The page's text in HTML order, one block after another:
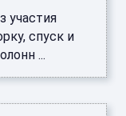
участия
спуск и
...